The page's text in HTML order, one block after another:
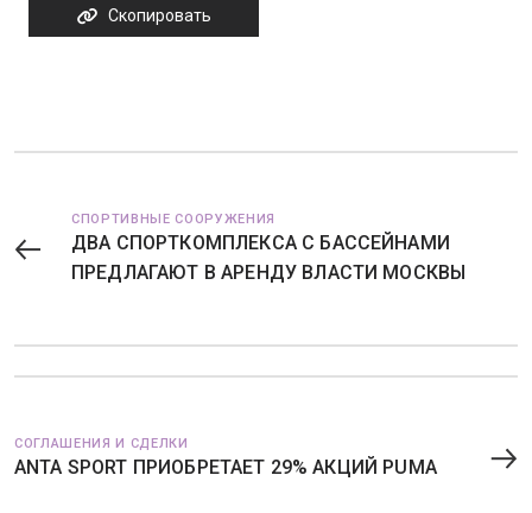
Скопировать
СПОРТИВНЫЕ СООРУЖЕНИЯ
ДВА СПОРТКОМПЛЕКСА С БАССЕЙНАМИ
ПРЕДЛАГАЮТ В АРЕНДУ ВЛАСТИ МОСКВЫ
СОГЛАШЕНИЯ И СДЕЛКИ
ANTA SPORT ПРИОБРЕТАЕТ 29% АКЦИЙ PUMA